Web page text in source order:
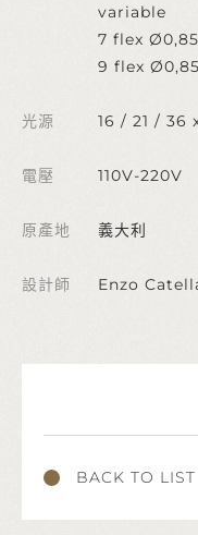
variable
7 flex
9 flex
光源 16 / 21 / 36
電壓 110V-220V
原產地 義大利
設計師 Enzo
BACK TO LIST